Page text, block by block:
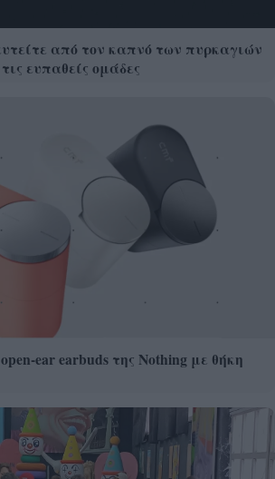
από τον καπνό των πυρκαγιών
ευπαθείς ομάδες
ear earbuds της Nothing με θήκη